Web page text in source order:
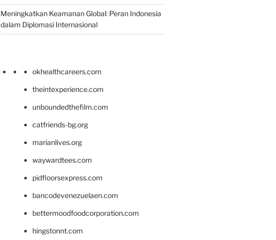
Meningkatkan Keamanan Global: Peran Indonesia
dalam Diplomasi Internasional
okhealthcareers.com
theintexperience.com
unboundedthefilm.com
catfriends-bg.org
marianlives.org
waywardtees.com
pidfloorsexpress.com
bancodevenezuelaen.com
bettermoodfoodcorporation.com
hingstonnt.com